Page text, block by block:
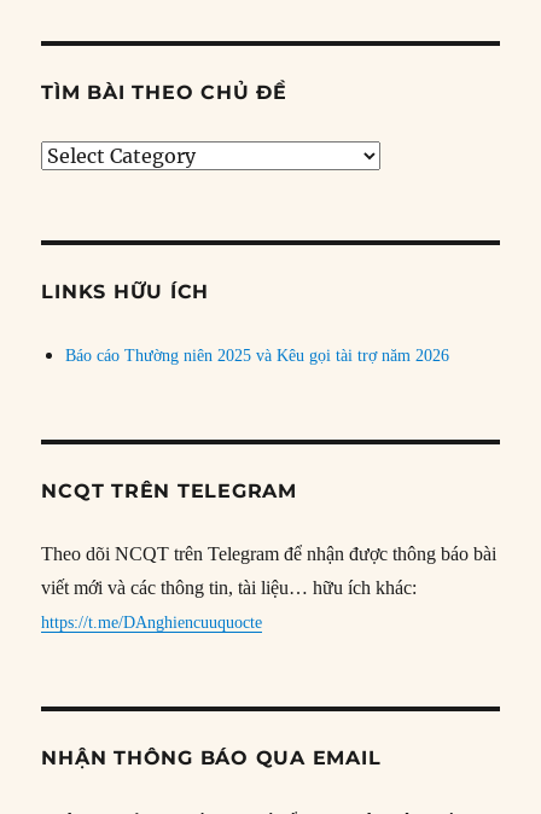
TÌM BÀI THEO CHỦ ĐỀ
Tìm
đề
LINKS HỮU ÍCH
Báo cáo Thường niên 2025 và Kêu gọi tài trợ năm 2026
NCQT TRÊN TELEGRAM
Theo dõi NCQT trên Telegram để nhận được thông báo bài
viết mới và các thông tin, tài liệu… hữu ích khác:
https://t.me/DAnghiencuuquocte
NHẬN THÔNG BÁO QUA EMAIL